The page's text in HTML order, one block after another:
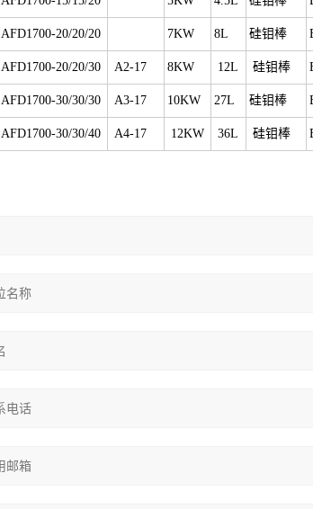
AFD1700-20/20/20 7KW 8L 硅钼棒
AFD1700-20/20/30 A2-17 8KW 12L 硅钼棒
AFD1700-30/30/30 A3-17 10KW 27L 硅钼棒
AFD1700-30/30/40 A4-17 12KW 36L 硅钼棒